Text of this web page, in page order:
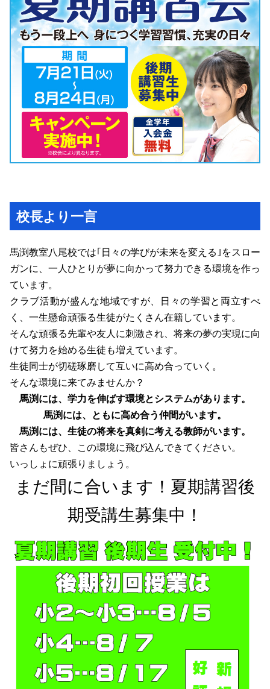
校長より一言
馬渕教室八尾校では｢日々の学びが未来を変える｣をスロー
ガンに、一人ひとりが夢に向かって努力できる環境を作っ
ています。
クラブ活動が盛んな地域ですが、日々の学習と両立すべ
く、一生懸命頑張る生徒がたくさん在籍しています。
そんな頑張る先輩や友人に刺激され、将来の夢の実現に向
けて努力を始める生徒も増えています。
生徒同士が切磋琢磨して互いに高め合っていく。
そんな環境に来てみませんか？
馬渕には、学力を伸ばす環境とシステムがあります。
馬渕には、ともに高め合う仲間がいます。
馬渕には、生徒の将来を真剣に考える教師がいます。
皆さんもぜひ、この環境に飛び込んできてください。
いっしょに頑張りましょう。
まだ間に合います！夏期講習後
期受講生募集中！